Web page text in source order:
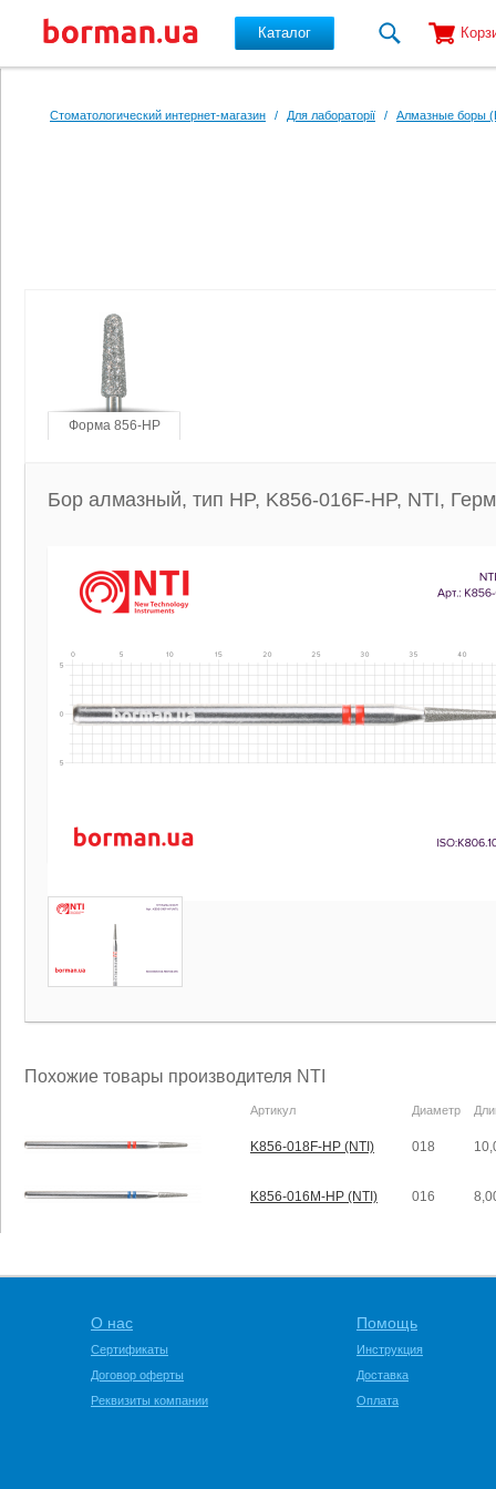
Каталог
Стоматологический интернет-магазин / Для лабораторії / Алмазные боры
Форма 856-HP
Бор алмазный, тип HP, K856-016F-HP, NTI,
Похожие товары производителя NTI
Артикул Диаметр
K856-018F-HP (NTI) 018
K856-016M-HP (NTI) 016
О нас
Сертификаты
Договор оферты
Реквизиты компании
Помощь
Инструкция
Доставка
Оплата